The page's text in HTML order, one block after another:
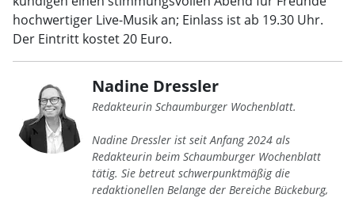
hochwertiger Live-Musik an; Einlass ist ab 19.30 Uhr.
Der Eintritt kostet 20 Euro.
Nadine Dressler
Redakteurin Schaumburger Wochenblatt.
Nadine Dressler ist seit Anfang 2024 als
Redakteurin beim Schaumburger Wochenblatt
tätig. Sie betreut schwerpunktmäßig die
redaktionellen Belange der Bereiche Bückeburg,